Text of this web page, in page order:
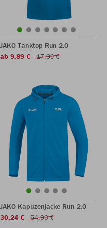
JAKO Tanktop Run 2.0
ab 9,89 €
17,99 €
JAKO Kapuzenjacke Run 2.0
30,24 €
54,99 €